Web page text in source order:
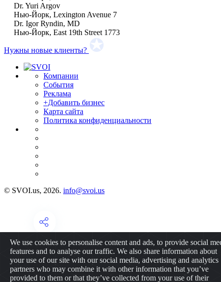
Dr. Yuri Argov
Нью-Йорк, Lexington Avenue 7
Dr. Igor Ryndin, MD
Нью-Йорк, East 19th Street 1773
Нужны новые клиенты?
Компании
События
Реклама
+Добавить бизнес
Карта сайта
Политика конфиденциальности
© SVOI.us, 2026. info@svoi.us
We use cookies to personalise content and ads, to provide social
features and to analyse our traffic. We also share information about
your use of our site with our social media, advertising and analytics
partners who may combine it with other information that you’ve
provided to them or that they’ve collected from your use of their